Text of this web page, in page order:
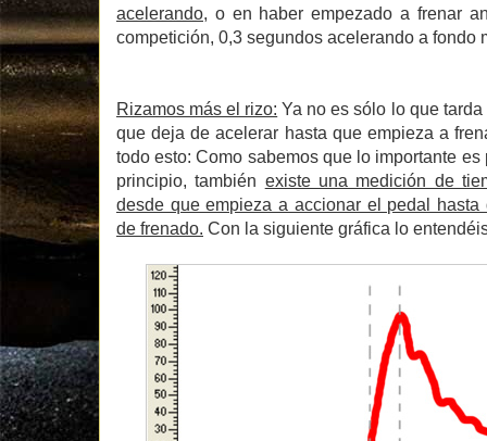
acelerando, o en haber empezado a frenar
competición, 0,3 segundos acelerando a fondo
Rizamos más el rizo: Ya no es sólo lo que
que deja de acelerar hasta que empieza a
todo esto: Como sabemos que lo importante
principio, también existe una medición de
desde que empieza a accionar el pedal
de frenado. Con la siguiente gráfica lo